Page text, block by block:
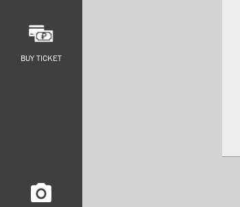
BUY TICKET